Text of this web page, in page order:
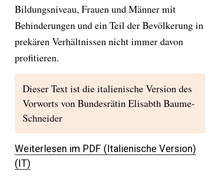
Bildungsniveau, Frauen und Männer mit
Behinderungen und ein Teil der Bevölkerung in
prekären Verhältnissen nicht immer davon
profitieren.
Dieser Text ist die italienische Version des
Vorworts von Bundesrätin Elisabth Baume-
Schneider
Weiterlesen im PDF (Italienische Version)
(IT)